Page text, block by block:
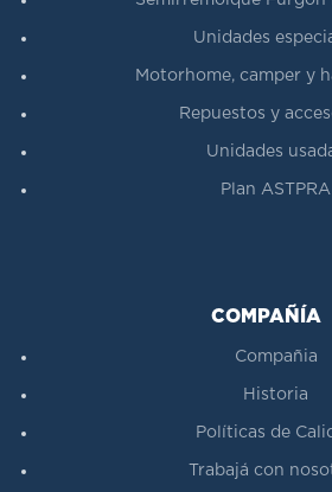
Unidades
Motorhome, camper y
Repuestos y
Unidades
Plan ASTPRA
COMPAÑÍA
Compañia
Historia
Políticas de
Trabajá con